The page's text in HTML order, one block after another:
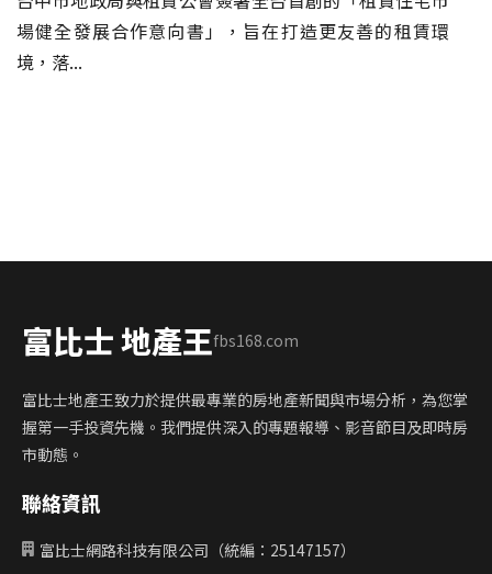
場健全發展合作意向書」，旨在打造更友善的租賃環
境，落...
富比士 地產王fbs168.com
富比士地產王致力於提供最專業的房地產新聞與市場分析，為您掌
握第一手投資先機。我們提供深入的專題報導、影音節目及即時房
市動態。
聯絡資訊
富比士網路科技有限公司（統編：25147157）